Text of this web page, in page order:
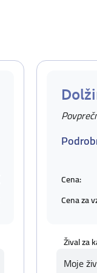
Cena:
Cena za
Žival za
Moje